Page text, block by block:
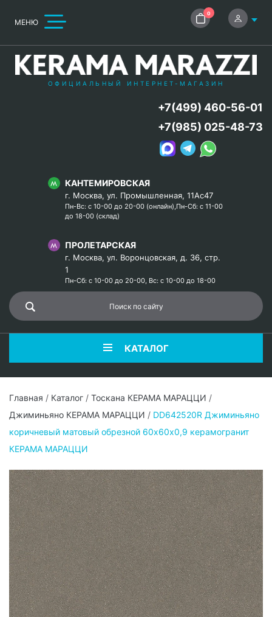
МЕНЮ
0
ОФИЦИАЛЬНЫЙ ИНТЕРНЕТ-МАГАЗИН
КАНТЕМИРОВСКАЯ
г. Москва, ул. Промышленная, 11Ас47
Пн-Вс: с 10-00 до 20-00 (онлайн),Пн-Сб: с 11-00
до 18-00 (склад)
ПРОЛЕТАРСКАЯ
г. Москва, ул. Воронцовская, д. 36, стр.
1
Пн-Сб: с 10-00 до 20-00, Вс: с 10-00 до 18-00
+7(499) 460-56-01
+7(985) 025-48-73
КАТАЛОГ
Главная / Каталог / Тоскана КЕРАМА МАРАЦЦИ /
Джиминьяно КЕРАМА МАРАЦЦИ / DD642520R Джиминьяно
коричневый матовый обрезной 60х60x0,9 керамогранит
КЕРАМА МАРАЦЦИ